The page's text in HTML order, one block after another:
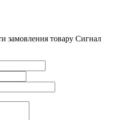
замовлення товару Сигнал